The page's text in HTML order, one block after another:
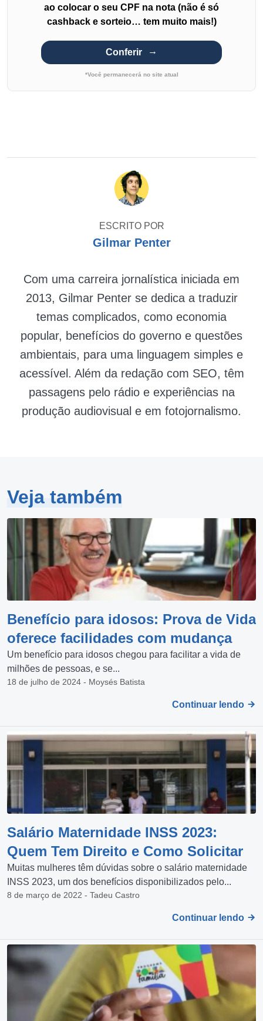
ao colocar o seu CPF na nota (não é só
cashback e sorteio… tem muito mais!)
Conferir
*Você permanecerá no site atual
ESCRITO POR
Gilmar Penter
Com uma carreira jornalística iniciada em
2013, Gilmar Penter se dedica a traduzir
temas complicados, como economia
popular, benefícios do governo e questões
ambientais, para uma linguagem simples e
acessível. Além da redação com SEO, têm
passagens pelo rádio e experiências na
produção audiovisual e em fotojornalismo.
Veja também
Benefício para idosos: Prova de Vida
oferece facilidades com mudança
Um benefício para idosos chegou para facilitar a vida de
milhões de pessoas, e se...
18 de julho de 2024 - Moysés Batista
Continuar lendo
Salário Maternidade INSS 2023:
Quem Tem Direito e Como Solicitar
Muitas mulheres têm dúvidas sobre o salário maternidade
INSS 2023, um dos benefícios disponibilizados pelo...
8 de março de 2022 - Tadeu Castro
Continuar lendo